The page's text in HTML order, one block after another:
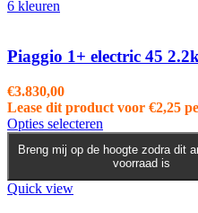
6 kleuren
Piaggio 1+ electric 45
€3.830,00
Lease dit product voor €2,25
Opties selecteren
product
heeft
meerdere
Breng mij op de hoogte zodra dit
voorraad is
Quick view